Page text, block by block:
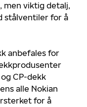
men viktig detalj,
stålventiler for å
anbefales for
CP-dekk
alle Nokian
for å